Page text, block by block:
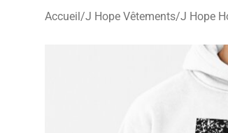
Accueil/J Hope Vêtements/J Hope